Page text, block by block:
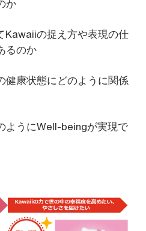
か
Kawaiiの捉え方や表現の仕
るのか
健康状態にどのように関係
ようにWell-beingが実現で